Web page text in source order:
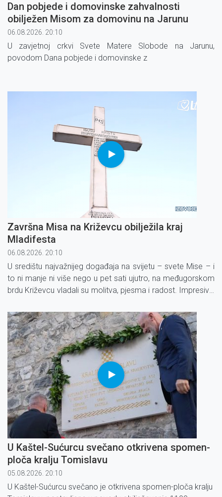
Dan pobjede i domovinske zahvalnosti
obilježen Misom za domovinu na Jarunu
06.08.2026. 20:10
U zavjetnoj crkvi Svete Matere Slobode na Jarunu,
povodom Dana pobjede i domovinske z
Završna Misa na Križevcu obilježila kraj
Mladifesta
06.08.2026. 20:10
U središtu najvažnijeg događaja na svijetu – svete Mise – i
to ni manje ni više nego u pet sati ujutro, na međugorskom
brdu Križevcu vladali su molitva, pjesma i radost. Impresivni
Mladifesta.
U Kaštel-Sućurcu svečano otkrivena spomen-
ploča kralju Tomislavu
05.08.2026. 20:10
U Kaštel-Sućurcu svečano je otkrivena spomen-ploča kralju